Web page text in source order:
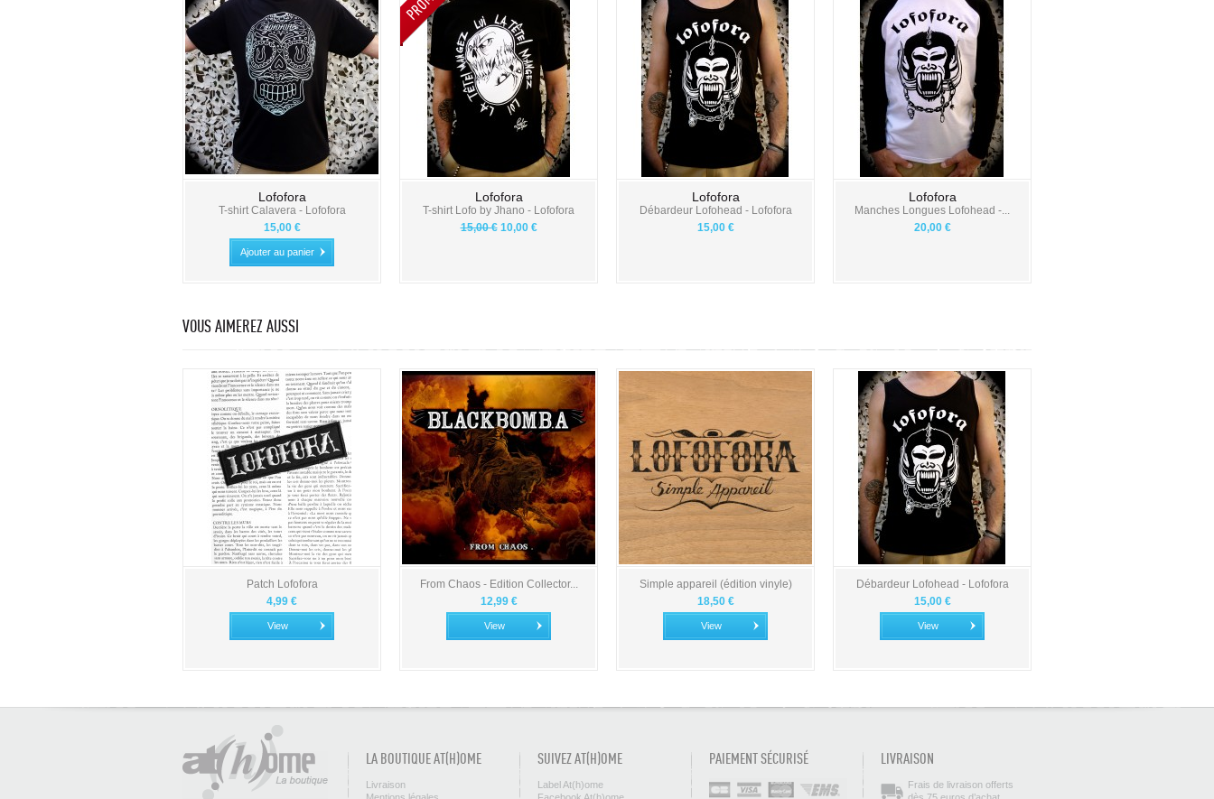
Lofofora
T-shirt Calavera - Lofofora
15,00 €
Ajouter au panier
Lofofora
T-shirt Lofo by Jhano - Lofofora
15,00 €10,00 €
Lofofora
Débardeur Lofohead - Lofofora
15,00 €
Lofofora
Manches Longues Lofohead -...
20,00 €
VOUS AIMEREZ AUSSI
Patch Lofofora
4,99 €
View
From Chaos - Edition Collector...
12,99 €
View
Simple appareil (édition vinyle)
18,50 €
View
Débardeur Lofohead - Lofofora
15,00 €
View
LA BOUTIQUE AT(H)OME
Livraison
SUIVEZ AT(H)OME
Label At(h)ome
PAIEMENT SÉCURISÉ LIVRAISON
Frais de livraison offerts